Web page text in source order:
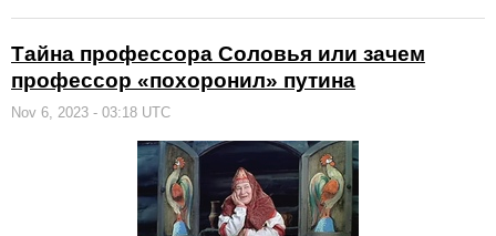
Тайна профессора Соловья или зачем
профессор «похоронил» путина
Nov 6, 2023 - 03:18 UTC